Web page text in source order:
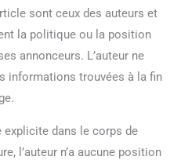
sont ceux des auteurs et
la politique ou la position
annonceurs. L’auteur ne
informations trouvées à la fin
dans le corps de
l’auteur n’a aucune position